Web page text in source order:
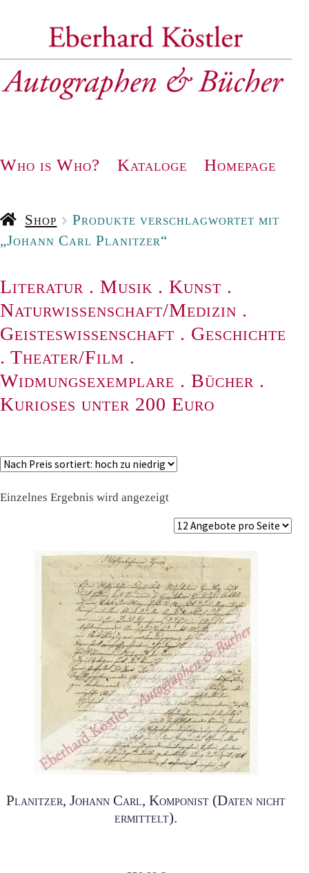
Navigation
Who is Who? Kataloge Homepage
Shop
Produkte verschlagwortet mit
„Johann Carl Planitzer“
Literatur . Musik . Kunst .
Naturwissenschaft/Medizin .
Geisteswissenschaft . Geschichte
. Theater/Film .
Widmungsexemplare . Bücher .
Kurioses unter 200 Euro
Einzelnes Ergebnis wird angezeigt
Planitzer, Johann Carl, Komponist (Daten nicht
ermittelt).